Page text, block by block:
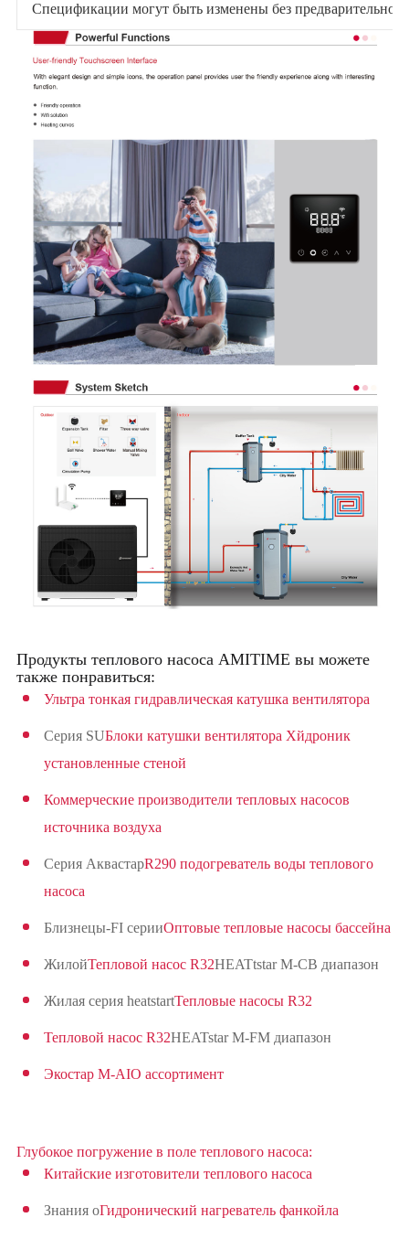
Спецификации могут быть изменены без
Продукты теплового насоса AMITIME вы можете
также понравиться:
Ультра тонкая гидравлическая катушка вентилятора
Серия SUБлоки катушки вентилятора Хйдроник
установленные стеной
Коммерческие производители тепловых насосов
источника воздуха
Серия АквастарR290 подогреватель воды теплового
насоса
Близнецы-FI серииОптовые тепловые насосы бассейна
ЖилойТепловой насос R32HEATtstar M-CB диапазон
Жилая серия heatstartТепловые насосы R32
Тепловой насос R32HEATstar M-FM диапазон
Экостар M-AIO ассортимент
Глубокое погружение в поле теплового насоса:
Китайские изготовители теплового насоса
Знания оГидронический нагреватель фанкойла